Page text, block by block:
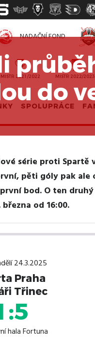
NADAČNÍ FOND
MISTR 2021/2022 MISTR 2022/2023
SPOLUPRÁCE
do
série proti Spartě
pěti góly pak
bod. O ten
od 16:00.
24.3.2025
Praha
Třinec
hala Fortuna